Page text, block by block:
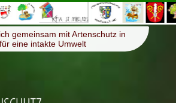
Menü ≡
gemeinsam mit Artenschutz in
eine intakte Umwelt